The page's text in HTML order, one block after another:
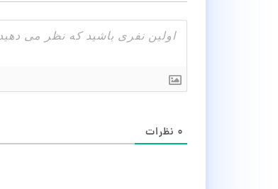
۰ نظرات